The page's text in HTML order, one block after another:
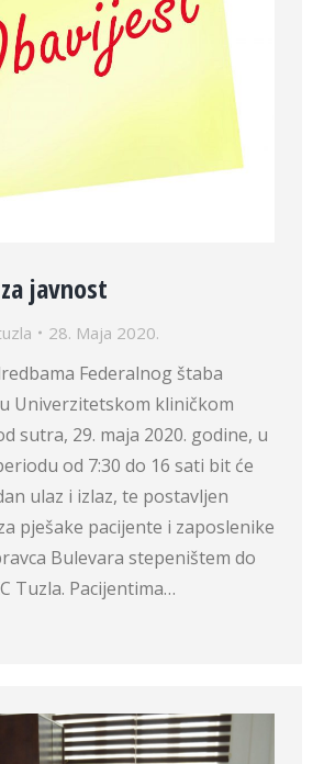
javnost
28. Maja 2020.
Federalnog štaba
Univerzitetskom kliničkom
sutra, 29. maja 2020. godine, u
od 7:30 do 16 sati bit će
ulaz i izlaz, te postavljen
pješake pacijente i zaposlenike
Bulevara stepeništem do
Tuzla. Pacijentima…